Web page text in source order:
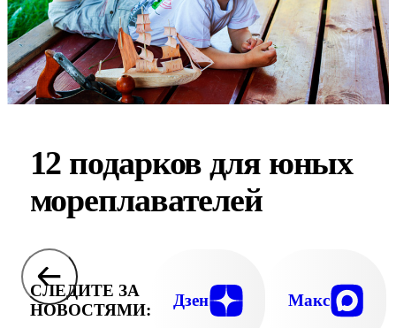
12 подарков для юных
мореплавателей
СЛЕДИТЕ ЗА
НОВОСТЯМИ:
Дзен Макс